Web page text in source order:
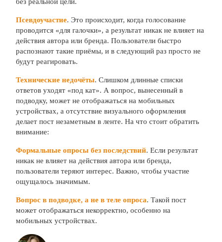
Псевдоучастие. Это происходит, когда голосование
проводится «для галочки», а результат никак не влияет на
действия автора или бренда. Пользователи быстро
распознают такие приёмы, и в следующий раз просто не
будут реагировать.
Технические недочёты. Слишком длинные списки
ответов уходят «под кат». А вопрос, вынесенный в
подводку, может не отображаться на мобильных
устройствах, а отсутствие визуального оформления
делает пост незаметным в ленте. На что стоит обратить
внимание:
Формальные опросы без последствий. Если результат
никак не влияет на действия автора или бренда,
пользователи теряют интерес. Важно, чтобы участие
ощущалось значимым.
Вопрос в подводке, а не в теле опроса. Такой пост
может отображаться некорректно, особенно на
мобильных устройствах.